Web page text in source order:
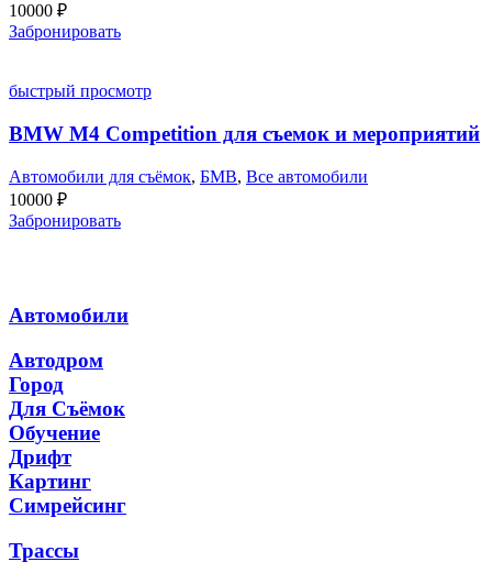
10000 ₽
Забронировать
быстрый просмотр
BMW M4 Competition для съемок и мероприятий
Автомобили для съёмок, БМВ, Все автомобили
10000 ₽
Забронировать
Автомобили
Автодром
Город
Для Съёмок
Обучение
Дрифт
Картинг
Симрейсинг
Трассы